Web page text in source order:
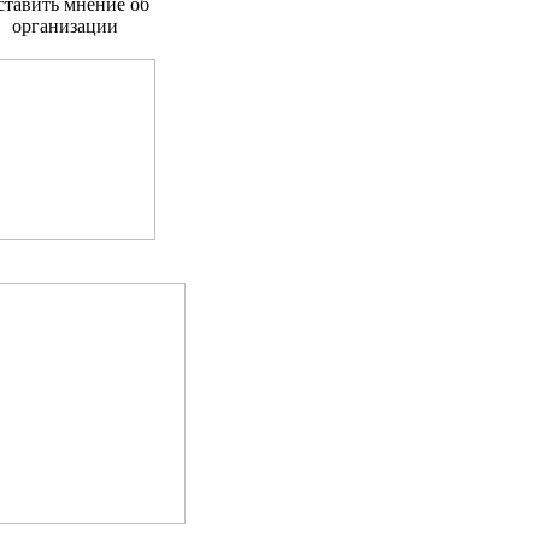
мнение об
организации